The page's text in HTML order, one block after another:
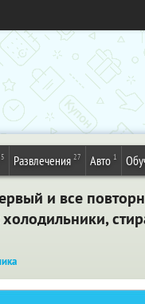
5 Развлечения 27 Авто 1
и все